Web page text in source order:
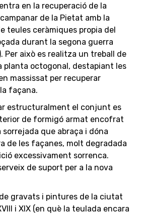
en la recuperació de la
de la Pietat amb la
teules ceràmiques propia del
durant la segona guerra
Per això es realitza un treball de
planta octogonal, destapiant les
massissat per recuperar
façana.
estructuralment el conjunt es
de formigó armat encofrat
que abraça i dóna
de les façanes, molt degradada
excessivament sorrenca.
de suport per a la nova
gravats i pintures de la ciutat
i XIX (en què la teulada encara